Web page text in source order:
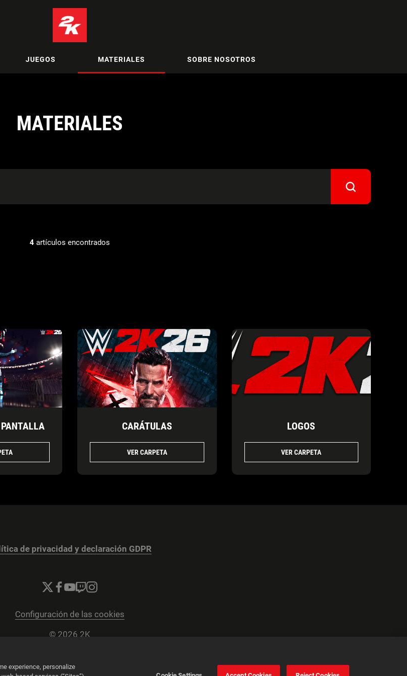
JUEGOS MATERIALES SOBRE NOSOTROS
MATERIALES
4 artículos encontrados
CARÁTULAS
VER CARPETA
LOGOS
VER CARPETA
de privacidad y declaración GDPR
Configuración de las cookies
© 2026 2K
experience, personalize